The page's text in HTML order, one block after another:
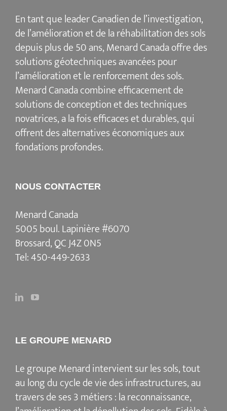
En tant que leader Canadien de l’investigation,
de l’amélioration et de la réhabilitation des sols
depuis plus de 50 ans, Menard Canada offre des
solutions géotechniques avancées pour
l’amélioration et le renforcement des sols.
Menard Canada combine efficacement de
solutions de conception et des techniques
novatrices, a la fois efficaces et durables, qui
offrent des alternatives économiques aux
fondations profondes.
NOUS CONTACTER
Menard Canada
5005 boul. Lapinière #6070
Brossard, QC J4Z 0N5
Tel:450-449-2633
LE GROUPE MENARD
Le groupe Menard intervient sur les sols, tout
au long du cycle de vie des infrastructures, au
travers de ses 3 métiers : la reconnaissance,